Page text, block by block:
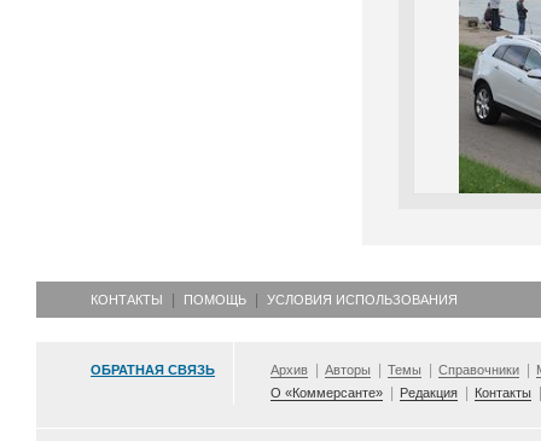
КОНТАКТЫ ПОМОЩЬ УСЛОВИЯ ИСПОЛЬЗОВАНИЯ
ОБРАТНАЯ СВЯЗЬ Архив Авторы Темы Справочники
О «Коммерсанте»
Редакция Контакты